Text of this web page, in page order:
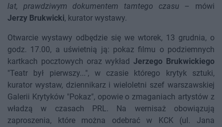
lat, prawdziwym dokumentem tamtego czasu – mówi
Jerzy Brukwicki, kurator wystawy.
Otwarcie wystawy odbędzie się we wtorek, 13 grudnia, o
godz. 17.00, a uświetnią ją: pokaz filmu o podziemnych
kartkach pocztowych oraz wykładJerzego Brukwickiego
"Teatr był pierwszy...", w czasie którego krytyk sztuki,
kurator wystaw, dziennikarz i wieloletni szef warszawskiej
Galerii Krytyków "Pokaz", opowie o zmaganiach artystów z
władzą w czasach PRL. Na wernisaż obowiązują
zaproszenia, które można odebrać w KCK (ul. Jana